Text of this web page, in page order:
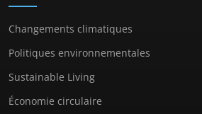
Changements climatiques
Politiques environnementales
Sustainable Living
Économie circulaire